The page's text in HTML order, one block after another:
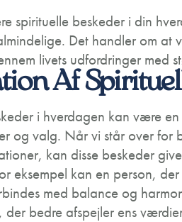
spirituelle beskeder i din
Det handler om
livets udfordringer med
Af
i hverdagen kan være
og valg. Når vi står over for
kan disse beskeder
eksempel kan en person,
med balance og
der bedre afspejler ens